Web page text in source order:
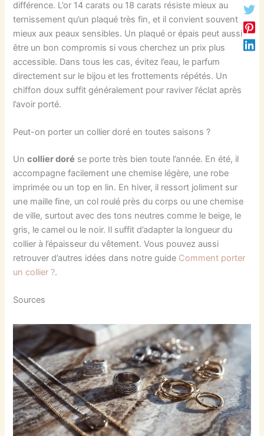
différence. L’or 14 carats ou 18 carats résiste mieux au
ternissement qu’un plaqué très fin, et il convient souvent
mieux aux peaux sensibles. Un plaqué or épais peut aussi
être un bon compromis si vous cherchez un prix plus
accessible. Dans tous les cas, évitez l’eau, le parfum
directement sur le bijou et les frottements répétés. Un
chiffon doux suffit généralement pour raviver l’éclat après
l’avoir porté.
Peut-on porter un collier doré en toutes saisons ?
Uncollier doré se porte très bien toute l’année. En été, il
accompagne facilement une chemise légère, une robe
imprimée ou un top en lin. En hiver, il ressort joliment sur
une maille fine, un col roulé près du corps ou une chemise
de ville, surtout avec des tons neutres comme le beige, le
gris, le camel ou le noir. Il suffit d’adapter la longueur du
collier à l’épaisseur du vêtement. Vous pouvez aussi
retrouver d’autres idées dans notre guide Comment porter
un collier ?.
Sources